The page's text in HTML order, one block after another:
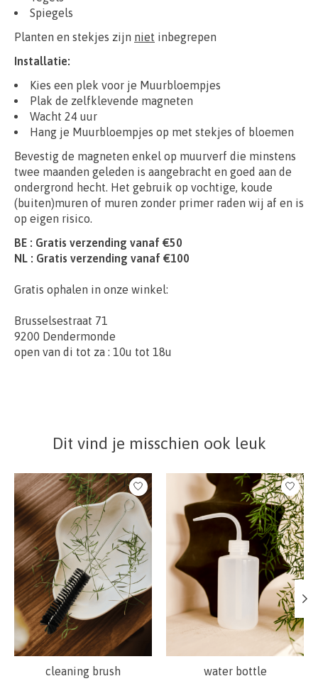
Spiegels
Planten en stekjes zijn niet inbegrepen
Installatie:
Kies een plek voor je Muurbloempjes
Plak de zelfklevende magneten
Wacht 24 uur
Hang je Muurbloempjes op met stekjes of bloemen
Bevestig de magneten enkel op muurverf die minstens
twee maanden geleden is aangebracht en goed aan de
ondergrond hecht. Het gebruik op vochtige, koude
(buiten)muren of muren zonder primer raden wij af en is
op eigen risico.
BE : Gratis verzending vanaf €50
NL : Gratis verzending vanaf €100
Gratis ophalen in onze winkel:
Brusselsestraat 71
9200 Dendermonde
open van di tot za : 10u tot 18u
Dit vind je misschien ook leuk
Items van productcarrousel
cleaning brush
water bottle